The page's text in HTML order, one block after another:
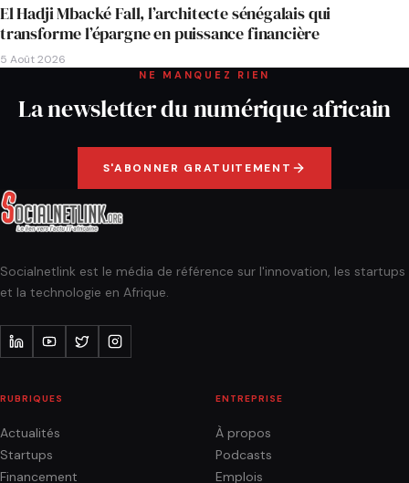
El Hadji Mbacké Fall, l’architecte sénégalais qui
transforme l’épargne en puissance financière
5 Août 2026
NE MANQUEZ RIEN
La newsletter du numérique africain
S'ABONNER GRATUITEMENT
Socialnetlink est le média de référence sur l'innovation, les startups
et la technologie en Afrique.
RUBRIQUES
Actualités
Startups
Financement
ENTREPRISE
À propos
Podcasts
Emplois